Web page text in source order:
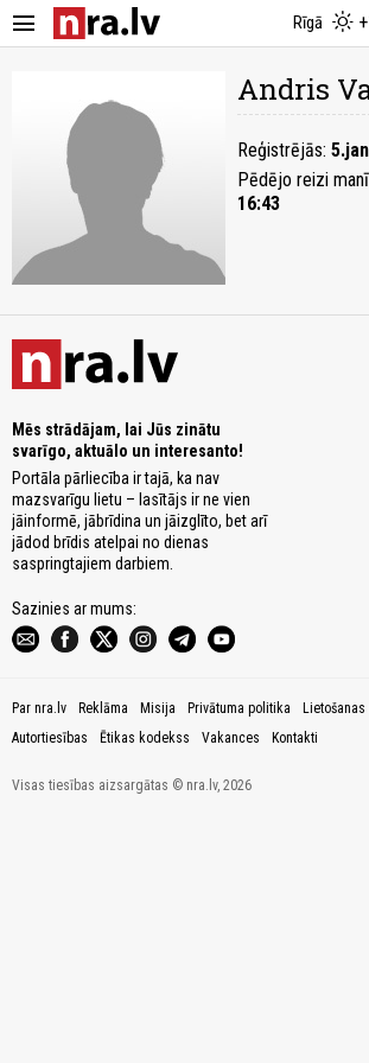
menu Rīgā
Andris
Reģistrējās:
Pēdējo reizi
16:43
Mēs strādājam, lai Jūs zinātu
svarīgo, aktuālo un interesanto!
Portāla pārliecība ir tajā, ka nav
mazsvarīgu lietu – lasītājs ir ne vien
jāinformē, jābrīdina un jāizglīto, bet arī
jādod brīdis atelpai no dienas
saspringtajiem darbiem.
Sazinies ar mums:
Par nra.lv Reklāma Misija Privātuma politika
Autortiesības
Ētikas kodekss Vakances Kontakti
Visas tiesības aizsargātas © nra.lv, 2026